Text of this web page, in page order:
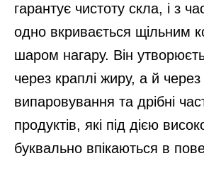
гарантує чистоту скла, і з
одно вкривається щільним
шаром нагару. Він
через краплі жиру, а й через
випаровування та дрібні
продуктів, які під дією
буквально впікаються в